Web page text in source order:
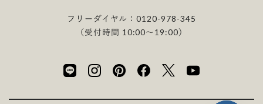
フリーダイヤル：0120-978-345
（受付時間 10:00〜19:00）